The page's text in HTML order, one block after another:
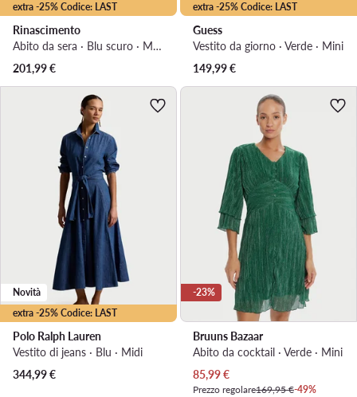
extra -25% Codice: LAST
Rinascimento
Abito da sera · Blu scuro · Maxi
201,99€
extra -25% Codice: LAST
Guess
Vestito da giorno · Verde · Mini
149,99€
extra -25% Codice: LAST
Novità
Polo Ralph Lauren
Vestito di jeans · Blu · Midi
344,99€
-23%
Bruuns Bazaar
Abito da cocktail · Verde · Mini
Prezzo attuale
85,99€
Prezzo regolare169,95 €-49%